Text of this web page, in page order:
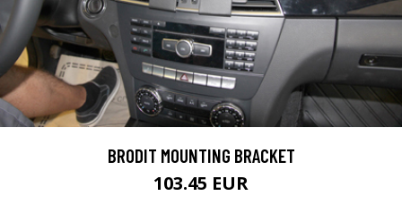
BRODIT MOUNTING BRACKET
103.45 EUR